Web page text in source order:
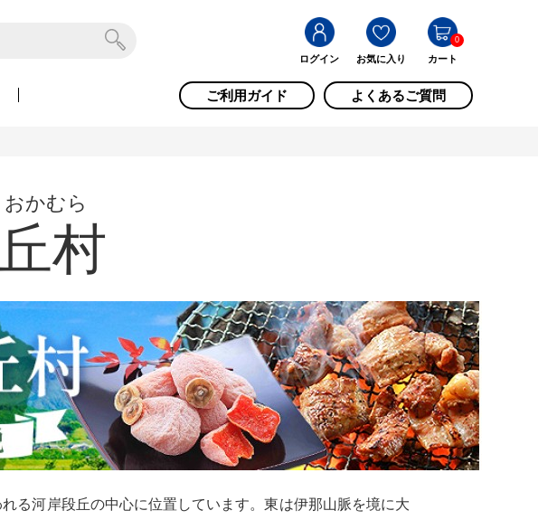
ログイン お気に入り カート
0
ご利用ガイド よくあるご質問
村
おかむら
る河岸段丘の中心に位置しています。東は伊那山脈を境に大